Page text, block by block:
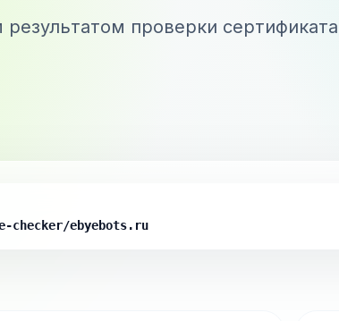
проверки
ebyebots.ru